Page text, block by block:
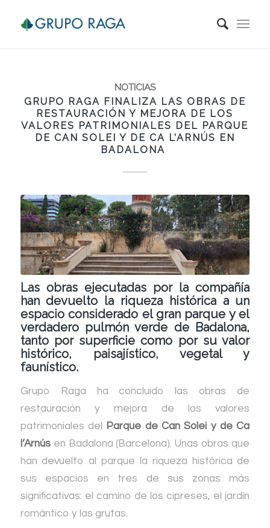
NOTICIAS
GRUPO RAGA FINALIZA LAS OBRAS DE
RESTAURACIÓN Y MEJORA DE LOS
VALORES PATRIMONIALES DEL PARQUE
DE CAN SOLEI Y DE CA L’ARNÚS EN
BADALONA
Las obras ejecutadas por la compañía
han devuelto la riqueza histórica a un
espacio considerado el gran parque y el
verdadero pulmón verde de Badalona,
tanto por superficie como por su valor
histórico, paisajístico, vegetal y
faunístico.
Grupo Raga ha concluido las obras de
restauración y mejora de los valores
patrimoniales del
Parque de Can Solei y de Ca
l’Arnúsen Badalona (Barcelona). Unas obras que
han devuelto al parque la riqueza histórica de
sus espacios en tres de sus zonas más
significativas: el camino de los cipreses, el jardín
romántico y las grutas.